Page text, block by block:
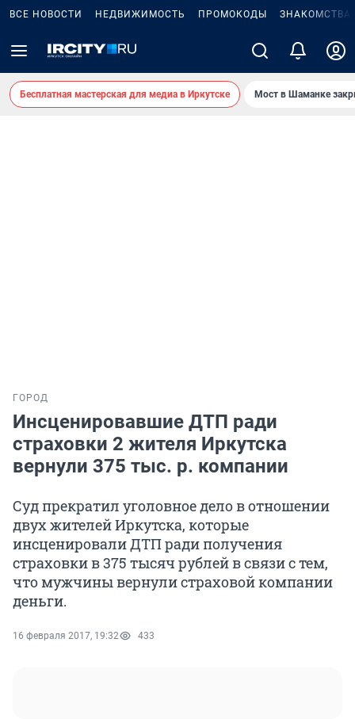
ВСЕ НОВОСТИ НЕДВИЖИМОСТЬ ПРОМОКОДЫ ЗНАКОМСТВА
Бесплатная мастерская для медиа в Иркутске Мост в Шаманке
ГОРОД
Инсценировавшие ДТП ради
страховки 2 жителя Иркутска
вернули 375 тыс. р. компании
Суд прекратил уголовное дело в отношении
двух жителей Иркутска, которые
инсценировали ДТП ради получения
страховки в 375 тысяч рублей в связи с тем,
что мужчины вернули страховой компании
деньги.
16 февраля 2017, 19:32 433